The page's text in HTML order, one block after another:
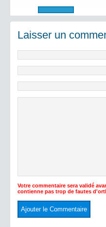
Laisser un
Votre commentaire sera validé
contienne pas trop de fautes